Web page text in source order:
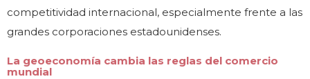
competitividad internacional, especialmente frente a las
grandes corporaciones estadounidenses.
La geoeconomía cambia las reglas del comercio
mundial